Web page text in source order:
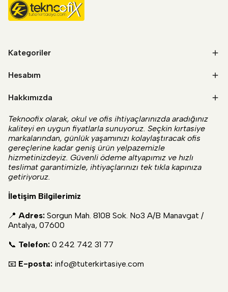
Kategoriler
Hesabım
Hakkımızda
Teknoofix olarak, okul ve ofis ihtiyaçlarınızda aradığınız
kaliteyi en uygun fiyatlarla sunuyoruz. Seçkin kırtasiye
markalarından, günlük yaşamınızı kolaylaştıracak ofis
gereçlerine kadar geniş ürün yelpazemizle
hizmetinizdeyiz. Güvenli ödeme altyapımız ve hızlı
teslimat garantimizle, ihtiyaçlarınızı tek tıkla kapınıza
getiriyoruz.
İletişim Bilgilerimiz
📍 Adres: Sorgun Mah. 8108 Sok. No3 A/B Manavgat /
Antalya, 07600
📞 Telefon: 0 242 742 31 77
📧 E-posta: info@tuterkirtasiye.com